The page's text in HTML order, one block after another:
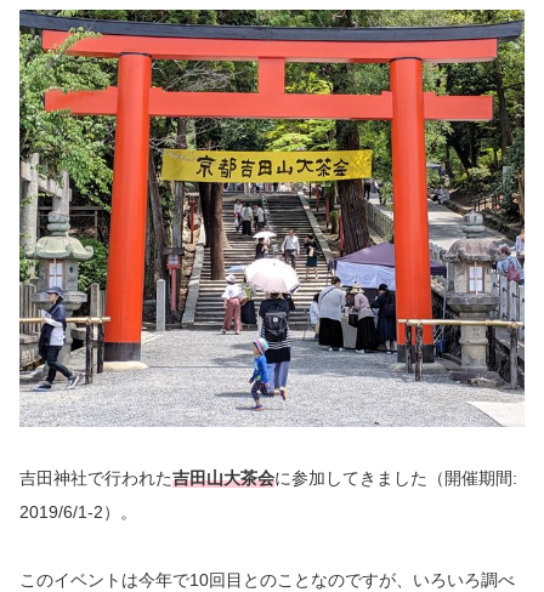
吉田神社で行われた吉田山大茶会に参加してきました（開催期間:
2019/6/1-2）。
このイベントは今年で10回目とのことなのですが、いろいろ調べ